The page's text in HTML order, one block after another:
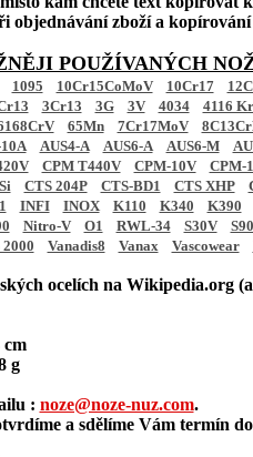
objednávání zboží a
POUŽÍVANÝCH
1095 10Cr15CoMoV 10Cr17
3Cr13 3G 3V 4034 4116
65Mn 7Cr17MoV
AUS4-A AUS6-A AUS6-M
CPM T440V CPM-10V CPM-
CTS 204P CTS-BD1 CTS XHP
INFI INOX K110 K340 K390
Nitro-V O1 RWL-34 S30V
2000 Vanadis8 Vanax Vascowear
ocelích na Wikipedia.org
cm
g
: noze@noze-nuz.com.
a sdělíme Vám termín